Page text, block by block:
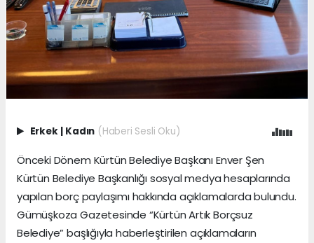
Erkek | Kadın (Haberi Sesli Oku)
Önceki Dönem Kürtün Belediye Başkanı Enver Şen
Kürtün Belediye Başkanlığı sosyal medya hesaplarında
yapılan borç paylaşımı hakkında açıklamalarda bulundu.
Gümüşkoza Gazetesinde “Kürtün Artık Borçsuz
Belediye” başlığıyla haberleştirilen açıklamaların